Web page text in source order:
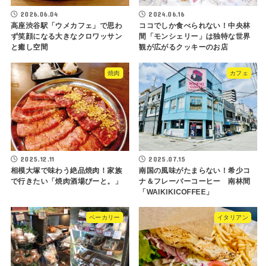
2026.06.04
高座渋谷駅「ウメカフェ」で思わ
ず笑顔になる大きなクロワッサン
と癒し空間
2024.06.16
ココでしか食べられない！中央林
間「モンシェリー」は独特な世界
観が広がるクッキーのお店
焼肉
2025.12.11
相模大塚で味わう絶品焼肉！家族
で行きたい「焼肉酒場びーと。」
カフェ
2025.07.15
南国の風味がたまらない！希少コ
ナ＆フレーバーコーヒー 南林間
「WAIKIKICOFFEE」
ベーカリー イタリアン